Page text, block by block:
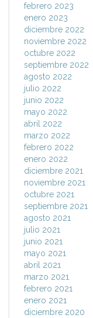
febrero 2023
enero 2023
diciembre 2022
noviembre 2022
octubre 2022
septiembre 2022
agosto 2022
julio 2022
junio 2022
mayo 2022
abril 2022
marzo 2022
febrero 2022
enero 2022
diciembre 2021
noviembre 2021
octubre 2021
septiembre 2021
agosto 2021
julio 2021
junio 2021
mayo 2021
abril 2021
marzo 2021
febrero 2021
enero 2021
diciembre 2020